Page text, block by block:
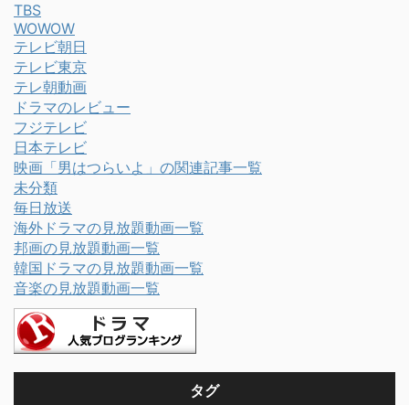
TBS
WOWOW
テレビ朝日
テレビ東京
テレ朝動画
ドラマのレビュー
フジテレビ
日本テレビ
映画「男はつらいよ」の関連記事一覧
未分類
毎日放送
海外ドラマの見放題動画一覧
邦画の見放題動画一覧
韓国ドラマの見放題動画一覧
音楽の見放題動画一覧
タグ